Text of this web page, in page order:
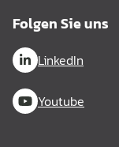
Folgen Sie uns
LinkedIn
Youtube